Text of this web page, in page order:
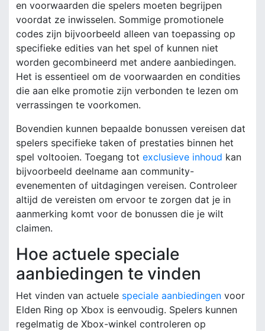
en voorwaarden die spelers moeten begrijpen
voordat ze inwisselen. Sommige promotionele
codes zijn bijvoorbeeld alleen van toepassing op
specifieke edities van het spel of kunnen niet
worden gecombineerd met andere aanbiedingen.
Het is essentieel om de voorwaarden en condities
die aan elke promotie zijn verbonden te lezen om
verrassingen te voorkomen.
Bovendien kunnen bepaalde bonussen vereisen dat
spelers specifieke taken of prestaties binnen het
spel voltooien. Toegang tot exclusieve inhoud kan
bijvoorbeeld deelname aan community-
evenementen of uitdagingen vereisen. Controleer
altijd de vereisten om ervoor te zorgen dat je in
aanmerking komt voor de bonussen die je wilt
claimen.
Hoe actuele speciale
aanbiedingen te vinden
Het vinden van actuele speciale aanbiedingen voor
Elden Ring op Xbox is eenvoudig. Spelers kunnen
regelmatig de Xbox-winkel controleren op